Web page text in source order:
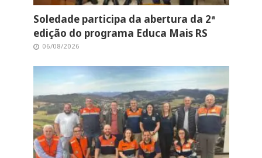
Soledade participa da abertura da 2ª
edição do programa Educa Mais RS
06/08/2026